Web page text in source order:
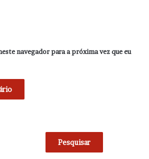
navegador para a próxima vez que eu
Pesquisar